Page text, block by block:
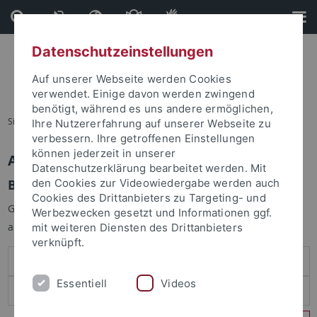
Direkt
zum
Inhalt
Direkt
zur
Fußleiste
Sie sind hier: Startseite
Anmelden
Benutzeranmeldung
Geben Sie Ihren Benutzernamen und Ihr Passwort an um sich
anzumelden:
Datenschutzeinstellungen
Auf unserer Webseite werden Cookies
verwendet. Einige davon werden zwingend
benötigt, während es uns andere ermöglichen,
Ihre Nutzererfahrung auf unserer Webseite zu
verbessern. Ihre getroffenen Einstellungen
können jederzeit in unserer
Datenschutzerklärung bearbeitet werden. Mit
den Cookies zur Videowiedergabe werden auch
Cookies des Drittanbieters zu Targeting- und
Werbezwecken gesetzt und Informationen ggf.
mit weiteren Diensten des Drittanbieters
verknüpft.
Essentiell Videos